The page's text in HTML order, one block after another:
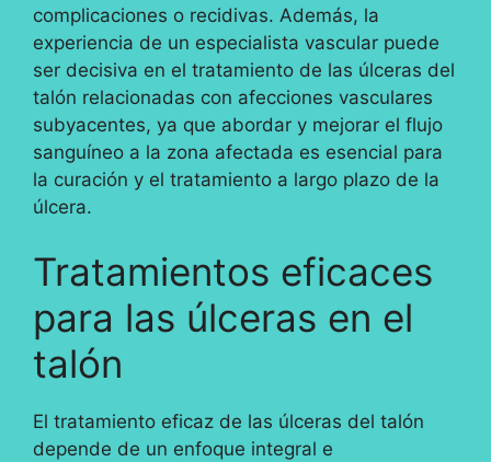
complicaciones o recidivas. Además, la
experiencia de un especialista vascular puede
ser decisiva en el tratamiento de las úlceras del
talón relacionadas con afecciones vasculares
subyacentes, ya que abordar y mejorar el flujo
sanguíneo a la zona afectada es esencial para
la curación y el tratamiento a largo plazo de la
úlcera.
Tratamientos eficaces
para las úlceras en el
talón
El tratamiento eficaz de las úlceras del talón
depende de un enfoque integral e